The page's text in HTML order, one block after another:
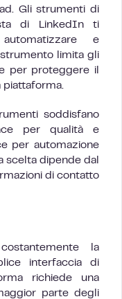
Gli strumenti di
di LinkedIn ti
e
limita gli
per proteggere il
piattaforma.
soddisfano
per qualità e
per automazione
scelta dipende dal
di contatto
la
interfaccia di
richiede una
parte degli